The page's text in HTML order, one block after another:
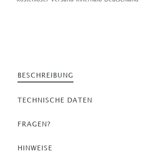
BESCHREIBUNG
TECHNISCHE DATEN
FRAGEN?
HINWEISE